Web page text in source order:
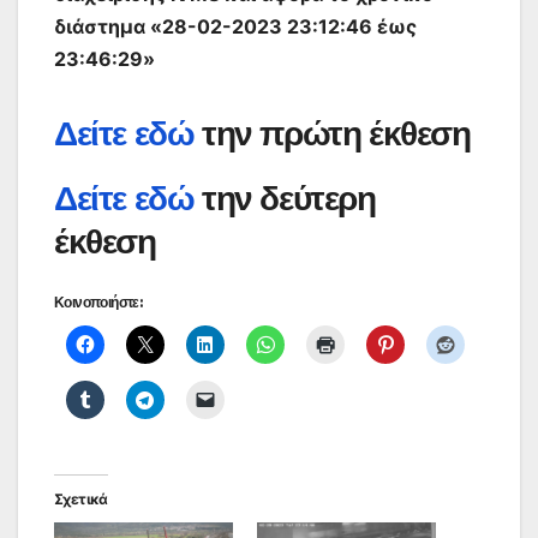
διάστημα «28-02-2023 23:12:46 έως
23:46:29»
Δείτε εδώτην πρώτη έκθεση
Δείτε εδώτην δεύτερη
έκθεση
Κοινοποιήστε:
Σχετικά